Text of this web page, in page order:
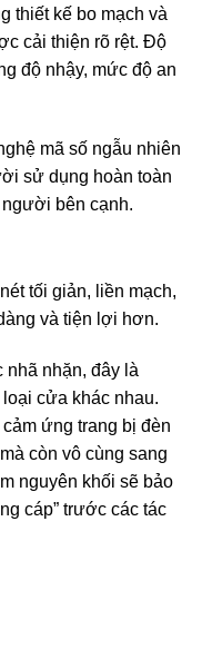
thiết kế bo mạch và
cải thiện rõ rệt. Độ
độ nhậy, mức độ an
mã số ngẫu nhiên
sử dụng hoàn toàn
bên cạnh.
tối giản, liền mạch,
và tiện lợi hơn.
nhặn, đây là
cửa khác nhau.
ứng trang bị đèn
còn vô cùng sang
nguyên khối sẽ bảo
cáp” trước các tác